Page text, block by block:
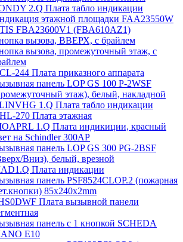
2.Q Плата табло индикации
этажной площадки FAA23550W
FBA23600V1 (FBA610AZ1)
вызова, ВВЕРХ, с брайлем
вызова, промежуточный этаж, с
244 Плата приказного аппарата
панель LOP GS 100 P-2WSF
этаж), белый, накладной
1.Q Плата табло индикации
270 Плата этажная
1.Q Плата индикиции, красный
на Schindler 300AP
панель LOP GS 300 PG-2BSF
Вниз), белый, врезной
Плата индикации
панель PSF8524CLOP.2 (пожарная
85х240х2mm
Плата вызывной панели
панель с 1 кнопкой SCHEDA
E10